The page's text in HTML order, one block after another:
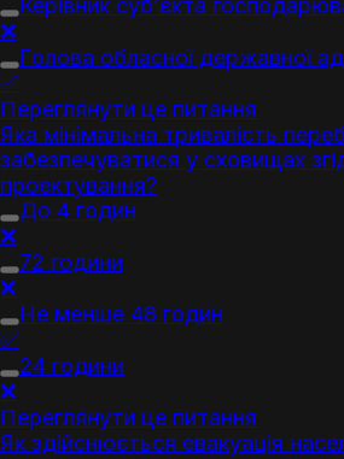
Керівник суб’єкта
❌
Голова обласної державної
✅
Переглянути це питання
Яка мінімальна тривалість
забезпечуватися у сховищах
проектування?
До 4 годин
❌
72 години
❌
Не менше 48 годин
✅
24 години
❌
Переглянути це питання
Як здійснюється евакуація